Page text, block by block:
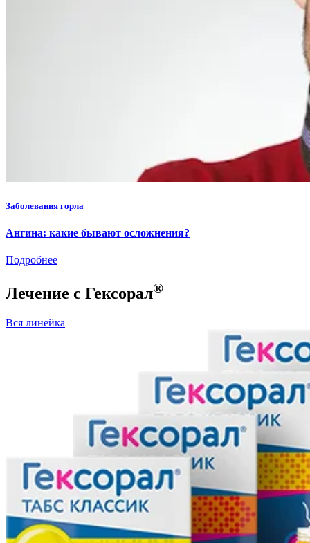
Заболевания горла
Ангина: какие бывают осложнения?
Подробнее
Лечение с Гексорал®
Вся линейка